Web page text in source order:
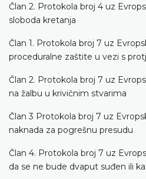
Član 2. Protokola broj 4 uz
sloboda kretanja
Član 1. Protokola broj 7 uz
proceduralne zaštite u vezi s
Član 2. Protokola broj 7 uz
na žalbu u krivičnim stvarima
Član 3 Protokola broj 7 uz
naknada za pogrešnu presudu
Član 4. Protokola broj 7 uz
da se ne bude dvaput suđen ili